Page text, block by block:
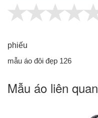
phiếu
mẫu áo đôi đẹp 126
Mẫu áo liên quan